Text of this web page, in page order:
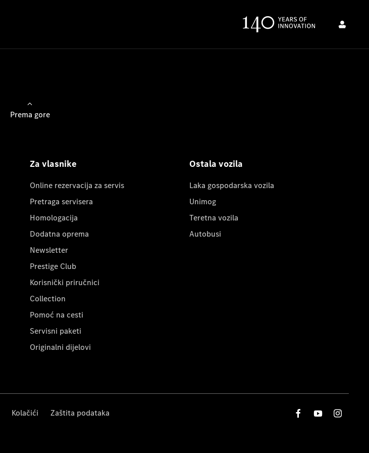
Prema gore
Za vlasnike
Online rezervacija za servis
Pretraga servisera
Homologacija
Dodatna oprema
Newsletter
Prestige Club
Korisnički priručnici
Collection
Pomoć na cesti
Servisni paketi
Originalni dijelovi
Ostala vozila
Laka gospodarska vozila
Unimog
Teretna vozila
Autobusi
Kolačići Zaštita podataka